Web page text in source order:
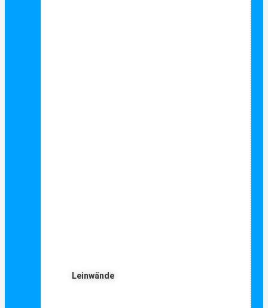
Leinwände